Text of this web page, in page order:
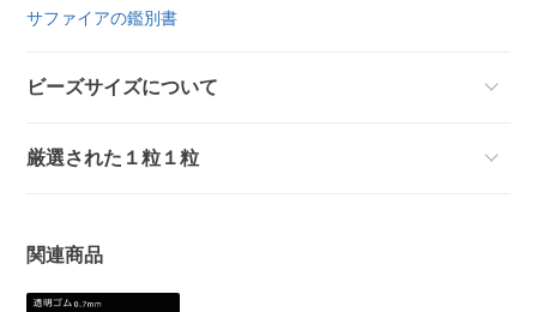
サファイアの鑑別書
ビーズサイズについて
厳選された１粒１粒
関連商品